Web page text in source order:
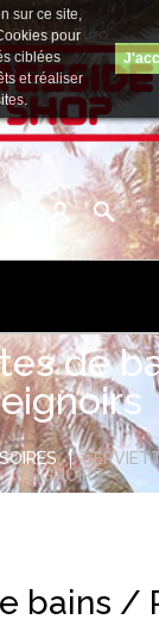
Devise : Euro
sur ce site,
pour
ciblées
et réaliser
de
PEIGNOIRS
bains /